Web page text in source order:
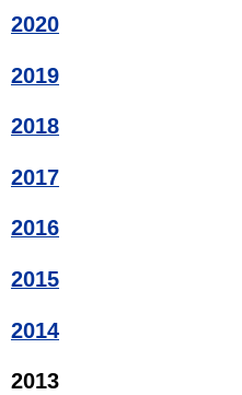
2020
2019
2018
2017
2016
2015
2014
2013